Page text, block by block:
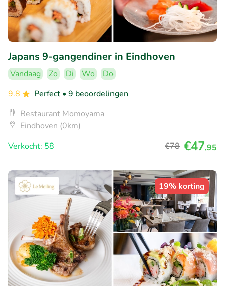
Japans 9-gangendiner in Eindhoven
Vandaag Zo Di Wo
Do
9.8
Perfect • 9 beoordelingen
Restaurant Momoyama
Eindhoven (0km)
Verkocht: 58
€78 €47,95
19% korting